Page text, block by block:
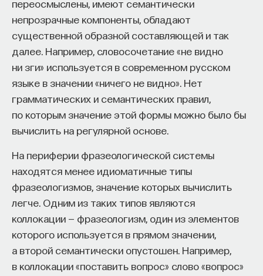
переосмыслены, имеют семантически
непрозрачные компоненты, обладают
существенной образной составляющей и так
далее. Например, словосочетание «не видно
ни зги» используется в современном русском
языке в значении «ничего не видно». Нет
грамматических и семантических правил,
по которым значение этой формы можно было бы
вычислить на регулярной основе.
На периферии фразеологической системы
находятся менее идиоматичные типы
фразеологизмов, значение которых вычислить
легче. Одним из таких типов являются
коллокации — фразеологизм, один из элементов
которого используется в прямом значении,
а второй семантически опустошен. Например,
в коллокации «поставить вопрос» слово «вопрос»